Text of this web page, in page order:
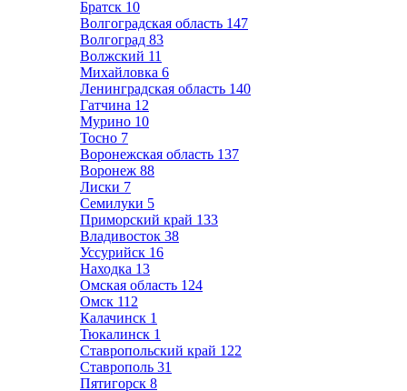
Братск 10
Волгоградская область 147
Волгоград 83
Волжский 11
Михайловка 6
Ленинградская область 140
Гатчина 12
Мурино 10
Тосно 7
Воронежская область 137
Воронеж 88
Лиски 7
Семилуки 5
Приморский край 133
Владивосток 38
Уссурийск 16
Находка 13
Омская область 124
Омск 112
Калачинск 1
Тюкалинск 1
Ставропольский край 122
Ставрополь 31
Пятигорск 8